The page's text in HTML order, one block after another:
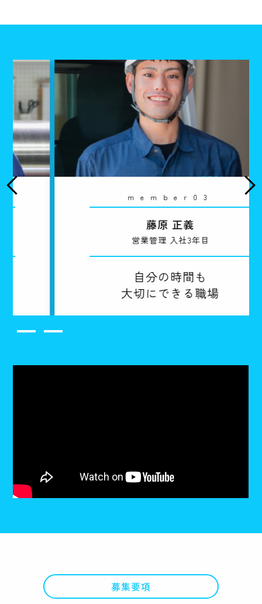
member03
藤原 正義
営業管理 入社3年目
自分の時間も
大切にできる職場
1 2
募集要項